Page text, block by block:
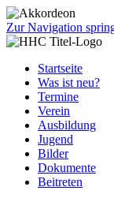
Zur Navigation
Startseite
Was ist neu?
Termine
Verein
Ausbildung
Jugend
Bilder
Dokumente
Beitreten